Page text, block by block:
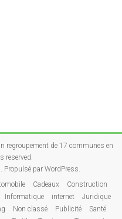
regroupement de 17 communes en
reserved.
Propulsé par WordPress.
Cadeaux
Construction
Informatique internet
Juridique
Non classé Publicité
Santé